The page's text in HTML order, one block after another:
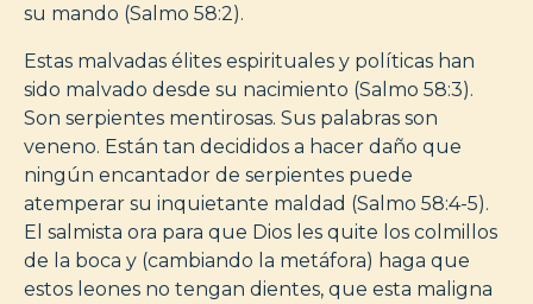
su mando (Salmo 58:2).
Estas malvadas élites espirituales y políticas han
sido malvado desde su nacimiento (Salmo 58:3).
Son serpientes mentirosas. Sus palabras son
veneno. Están tan decididos a hacer daño que
ningún encantador de serpientes puede
atemperar su inquietante maldad (Salmo 58:4-5).
El salmista ora para que Dios les quite los colmillos
de la boca y (cambiando la metáfora) haga que
estos leones no tengan dientes, que esta maligna